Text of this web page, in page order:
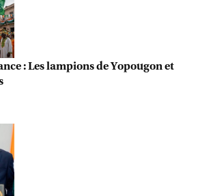
: Les lampions de Yopougon et